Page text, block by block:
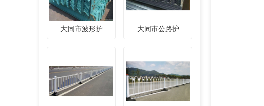
大同市波形护 大同市公路护